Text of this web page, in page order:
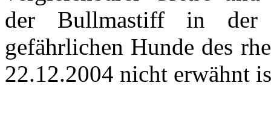
der Bullmastiff in der
gefährlichen Hunde des
22.12.2004 nicht erwähnt